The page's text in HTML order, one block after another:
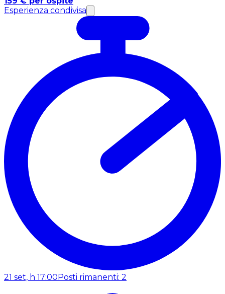
Esperienza condivisa
21 set, h 17:00Posti rimanenti: 2